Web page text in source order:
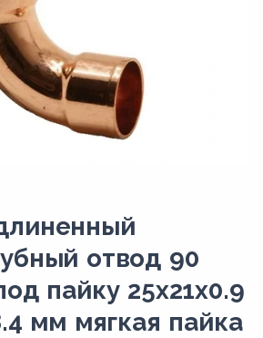
отвод 90
пайку 25х21х0.9
мм мягкая пайка